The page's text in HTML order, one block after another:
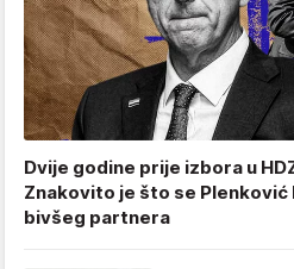
Dvije godine prije izbora u
Znakovito je što se Plenković
bivšeg partnera